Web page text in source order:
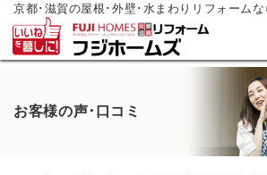
京都･滋賀の屋根･外壁･水まわりリフォームな
お電話でご相
0120-272-
営業時間:9:00～17:00水
お客様の声･口コミ